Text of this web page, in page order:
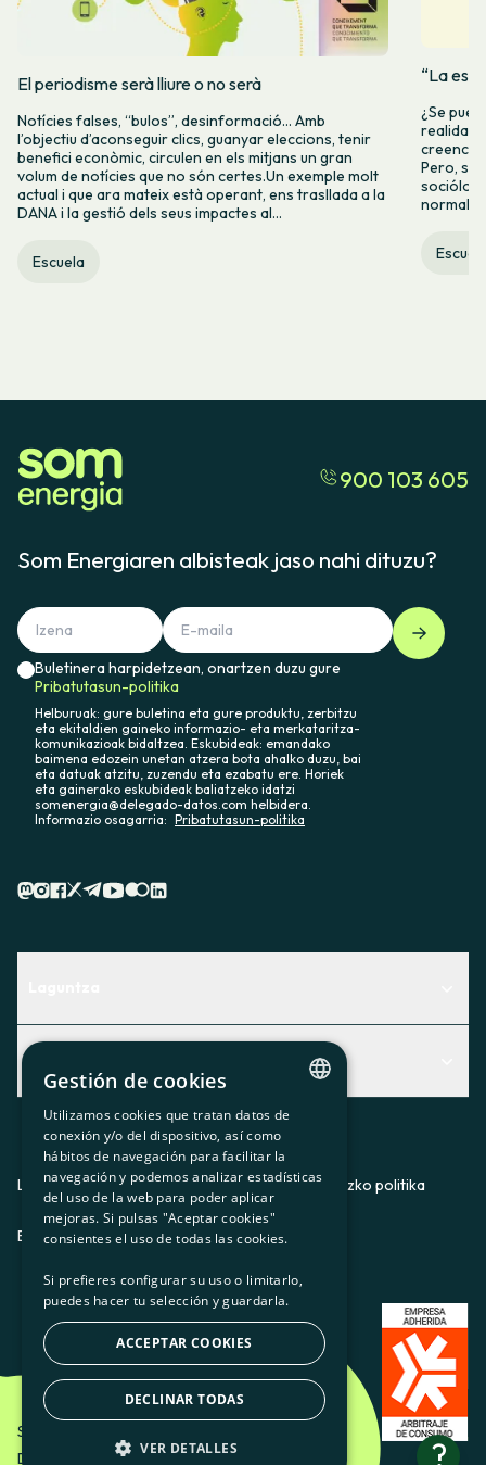
El periodisme serà lliure o no serà
Notícies falses, “bulos”, desinformació… Amb
l’objectiu d’aconseguir clics, guanyar eleccions, tenir
benefici econòmic, circulen en els mitjans un gran
volum de notícies que no són certes.Un exemple molt
actual i que ara mateix està operant, ens trasllada a la
DANA i la gestió dels seus impactes al...
Escuela
“La
¿Se
realidad
creencia
Pero,
900 103 605
Som Energiaren albisteak jaso nahi dituzu?
Buletinera harpidetzean, onartzen duzu gure
Pribatutasun-politika
Helburuak: gure buletina eta gure produktu, zerbitzu
eta ekitaldien gaineko informazio- eta merkataritza-
komunikazioak bidaltzea. Eskubideak: emandako
baimena edozein unetan atzera bota ahalko duzu, bai
eta datuak atzitu, zuzendu eta ezabatu ere. Horiek
eta gainerako eskubideak baliatzeko idatzi
somenergia@delegado-datos.com helbidera.
Informazio osagarria: Pribatutasun-politika
Aurkitu zerbitzurik egokiena zuretzat
Contacto
Albisteak
Bazkideen txokoa
Prentsa
Gurekin lan egin
Lege-oharraPribatutasun-politikaCookieei buruzko politika
ES CAGLEU
Som Energia SCCL - 2026
Diseinatzailea: Etéreo Design.
?
CATALAN
SPANISH
GL
BASQUE
Gestión de cookies
Utilizamos cookies que tratan datos de
conexión y/o del dispositivo, así como
hábitos de navegación para facilitar la
navegación y podemos analizar estadísticas
del uso de la web para poder aplicar
mejoras. Si pulsas "Aceptar cookies"
consientes el uso de todas las cookies.
Si prefieres configurar su uso o limitarlo,
puedes hacer tu selección y guardarla.
ACCEPTAR COOKIES
DECLINAR TODAS
VER DETALLES